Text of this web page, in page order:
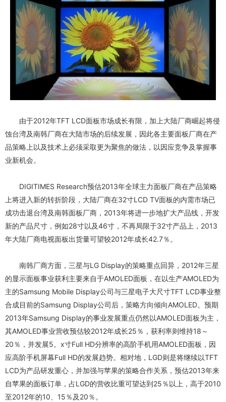
由于2012年TFT LCD面板市场成长有限，加上大陆厂商崛起将侵
蚀台湾及南韩厂商在大陆市场的后续发展，因此各主要面板厂商在产
品策略上以及技术上必须采取更为聚焦的做法，以因应竞争及掌握事
业新机会。
DIGITIMES Research预估2013年全球主力面板厂商在产品策略
上将进入新的转折阶段，大陆厂商在32寸LCD TV面板的内需市场已
成功击退台湾及南韩面板厂商，2013年将进一步地扩大产品线，开发
新的产品尺寸，例如28寸以及46寸，不再局限于32寸产品上，2013
年大陆厂商电视面板出货量可望较2012年成长42.7％。
南韩厂商方面，三星与LG Display的策略重点回异，2012年三星
的显示面板事业获利主要来自于AMOLED面板，在以生产AMOLED为
主的Samsung Mobile Display公司与三星电子大尺寸TFT LCD事业整
合成目前的Samsung Display公司后，策略方向倾向AMOLED。预期
2013年Samsung Display的事业发展重点仍然以AMOLED面板为主，
其AMOLED事业营收预估较2012年成长25％，获利率则维持18～
20％，并发展5。x寸Full HD分辨率的高阶手机用AMOLED面板，因
应高阶手机屏幕Full HD的发展趋势。相对地，LGD则是将继续以TFT
LCD为产品研发重心，并加强与苹果的策略合作关系，预估2013年来
自苹果的面板订单，占LGD的营收比重可望达到25％以上，高于2010
至2012年的10、15％及20％。